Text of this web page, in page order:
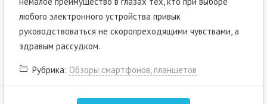
любого электронного устройства привык
руководствоваться не скоропреходящими чувствами, а
здравым рассудком.
Рубрика: Обзоры смартфонов, планшетов